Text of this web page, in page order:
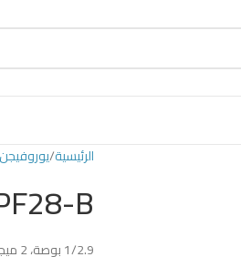
الرئيسية يوروفيجن
B